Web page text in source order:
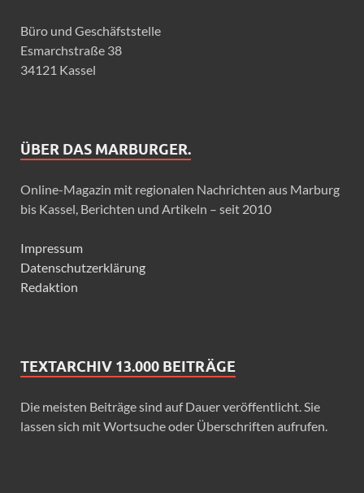
Büro und Geschäfststelle
Esmarchstraße 38
34121 Kassel
ÜBER DAS MARBURGER.
Online-Magazin mit regionalen Nachrichten aus Marburg
bis Kassel, Berichten und Artikeln – seit 2010
Impressum
Datenschutzerklärung
Redaktion
TEXTARCHIV 13.000 BEITRÄGE
Die meisten Beiträge sind auf Dauer veröffentlicht. Sie
lassen sich mit Wortsuche oder Überschriften aufrufen.